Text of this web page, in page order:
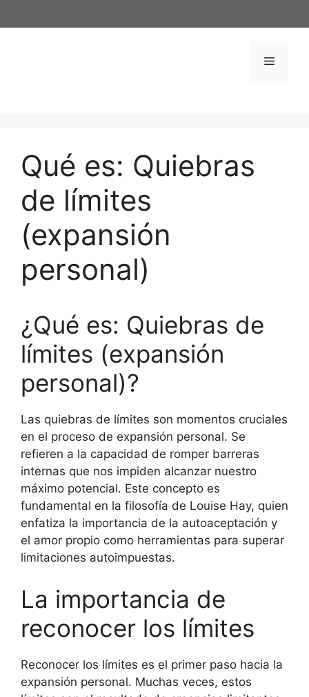
al
Menú
Qué es: Quiebras
de límites
(expansión
personal)
¿Qué es: Quiebras de
límites (expansión
personal)?
Las quiebras de límites son momentos cruciales
en el proceso de expansión personal. Se
refieren a la capacidad de romper barreras
internas que nos impiden alcanzar nuestro
máximo potencial. Este concepto es
fundamental en la filosofía de Louise Hay, quien
enfatiza la importancia de la autoaceptación y
el amor propio como herramientas para superar
limitaciones autoimpuestas.
La importancia de
reconocer los límites
Reconocer los límites es el primer paso hacia la
expansión personal. Muchas veces, estos